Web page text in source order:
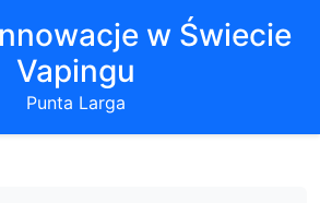
w Świecie
Vapingu
Punta Larga